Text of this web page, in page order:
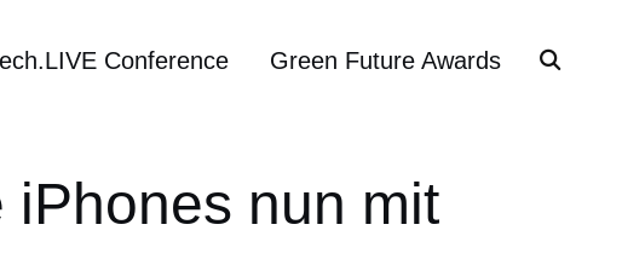
Conference Green Future Awards
iPhones nun mit